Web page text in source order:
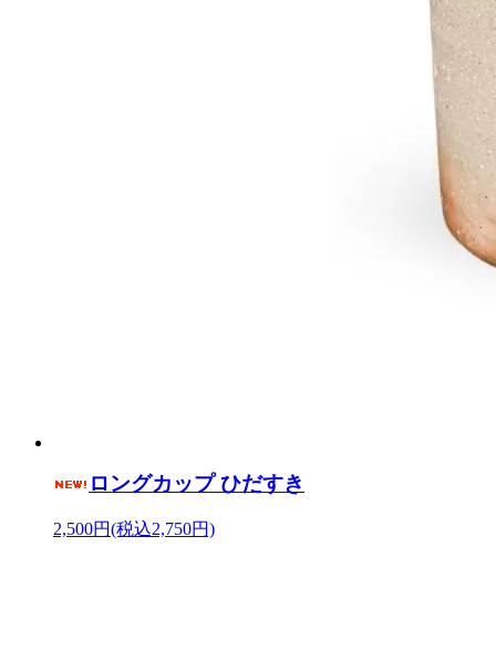
ロングカップ ひだすき
2,500円(税込2,750円)